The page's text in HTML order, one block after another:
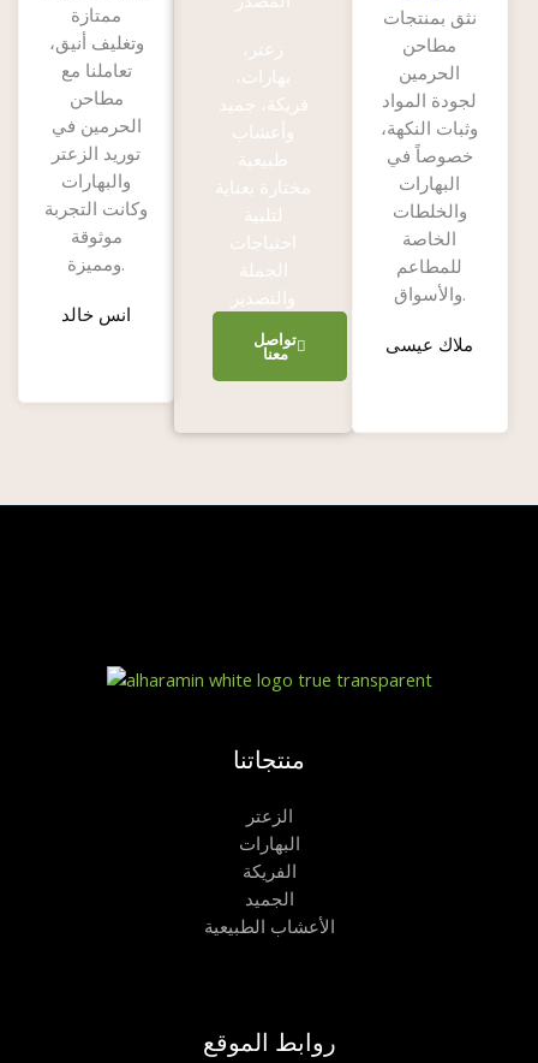
e
d
o
u
t
o
ممتازة
وتغليف أنيق،
تعاملنا مع
مطاحن
الحرمين في
توريد الزعتر
والبهارات
وكانت التجربة
موثوقة
ومميزة.
انس خالد
زعتر،
بهارات،
فريكة، جميد
وأعشاب
طبيعية
مختارة بعناية
لتلبية
احتياجات
الجملة
والتصدير
تواصل
معنا
a
d
5
o
t
نثق بمنتجات
مطاحن
الحرمين
لجودة المواد
وثبات النكهة،
خصوصاً في
البهارات
والخلطات
الخاصة
للمطاعم
والأسواق.
ملاك عيسى
منتجاتنا
الزعتر
البهارات
الفريكة
الجميد
الأعشاب الطبيعية
روابط الموقع